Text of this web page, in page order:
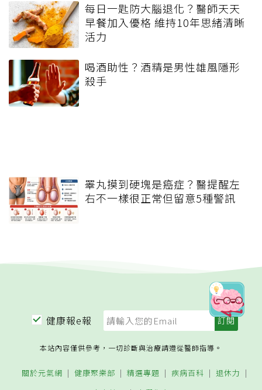
每日一匙防大腦退化？醫師天天
早餐加入優格 維持10年思緒清晰
活力
喝酒助性？酒精是男性雄風隱形
殺手
睪丸摸到硬塊是癌症？醫提醒左
右不一樣很正常但留意5種警訊
健康報e報
本站內容僅供參考，一切診斷與治療請遵從醫師指導。
關於元氣網 健康聚樂部 精選專題 疾病百科
退休力